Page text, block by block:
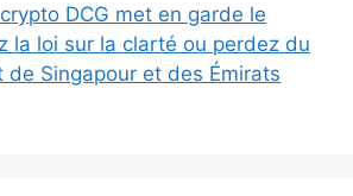
DCG met en garde le
la loi sur la clarté ou perdez du
Singapour et des Émirats